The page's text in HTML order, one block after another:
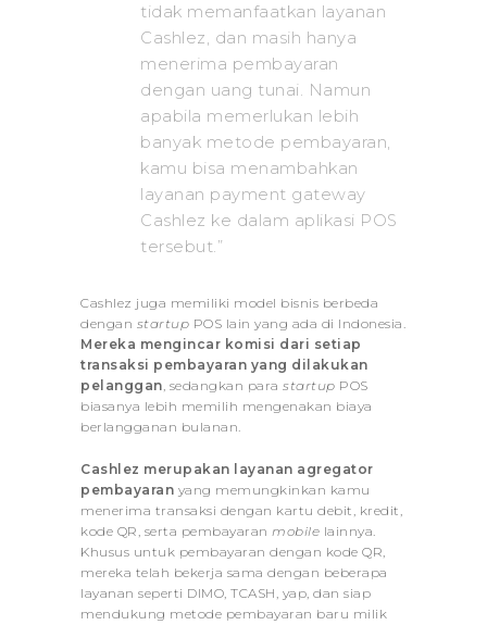
tidak memanfaatkan layanan
Cashlez, dan masih hanya
menerima pembayaran
dengan uang tunai. Namun
apabila memerlukan lebih
banyak metode pembayaran,
kamu bisa menambahkan
layanan payment gateway
Cashlez ke dalam aplikasi POS
tersebut.”
Cashlez juga memiliki model bisnis berbeda
dengan startup POS lain yang ada di Indonesia.
Mereka mengincar komisi dari setiap
transaksi pembayaran yang dilakukan
pelanggan , sedangkan para startup POS
biasanya lebih memilih mengenakan biaya
berlangganan bulanan.
Cashlez merupakan layanan agregator
pembayaran yang memungkinkan kamu
menerima transaksi dengan kartu debit, kredit,
kode QR, serta pembayaran mobile lainnya.
Khusus untuk pembayaran dengan kode QR,
mereka telah bekerja sama dengan beberapa
layanan seperti DIMO, TCASH, yap, dan siap
mendukung metode pembayaran baru milik